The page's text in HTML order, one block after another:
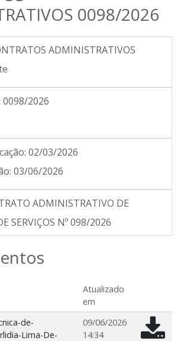
0098/2026
ADMINISTRATIVOS
0098/2026
02/03/2026
03/06/2026
ADMINISTRATIVO DE
SERVIÇOS Nº 098/2026
Atualizado
em
de-
Lima-De-
09/06/2026
14:34